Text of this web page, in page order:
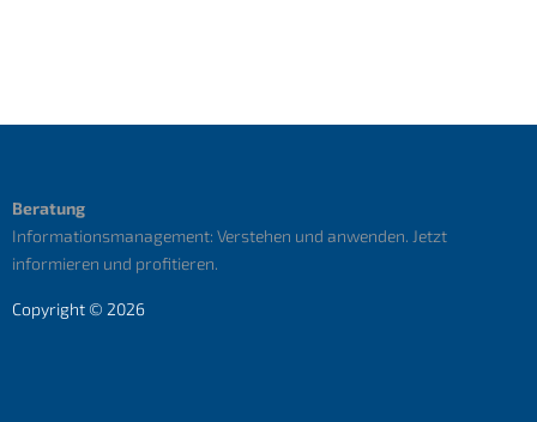
Beratung
Informationsmanagement: Verstehen und anwenden. Jetzt
informieren und profitieren.
Copyright © 2026